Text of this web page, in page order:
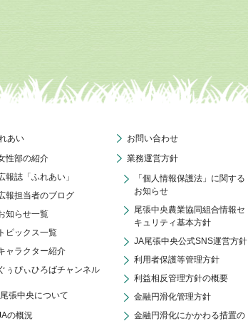
あい
性部の紹介
報誌「ふれあい」
報担当者のブログ
知らせ一覧
トピックス一覧
ャラクター紹介
ぅぴぃひろばチャンネル
張中央について
の概況
お問い合わせ
業務運営方針
「個人情報保護法」に関する
お知らせ
尾張中央農業協同組合情報セ
キュリティ基本方針
JA尾張中央公式SNS運営方針
利用者保護等管理方針
利益相反管理方針の概要
金融円滑化管理方針
金融円滑化にかかわる措置の